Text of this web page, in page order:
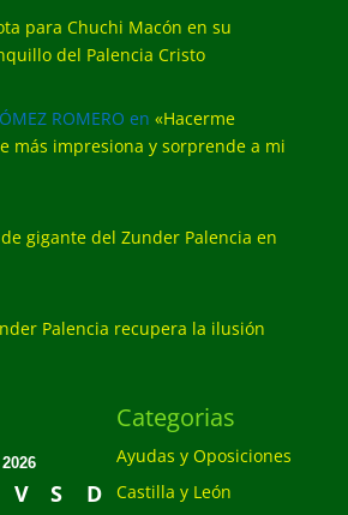
para Chuchi Macón en su
del Palencia Cristo
ROMERO en «Hacerme
más impresiona y sorprende a mi
de gigante del Zunder Palencia en
Palencia recupera la ilusión
V S
D
Categorias
Ayudas y Oposiciones
Castilla y León